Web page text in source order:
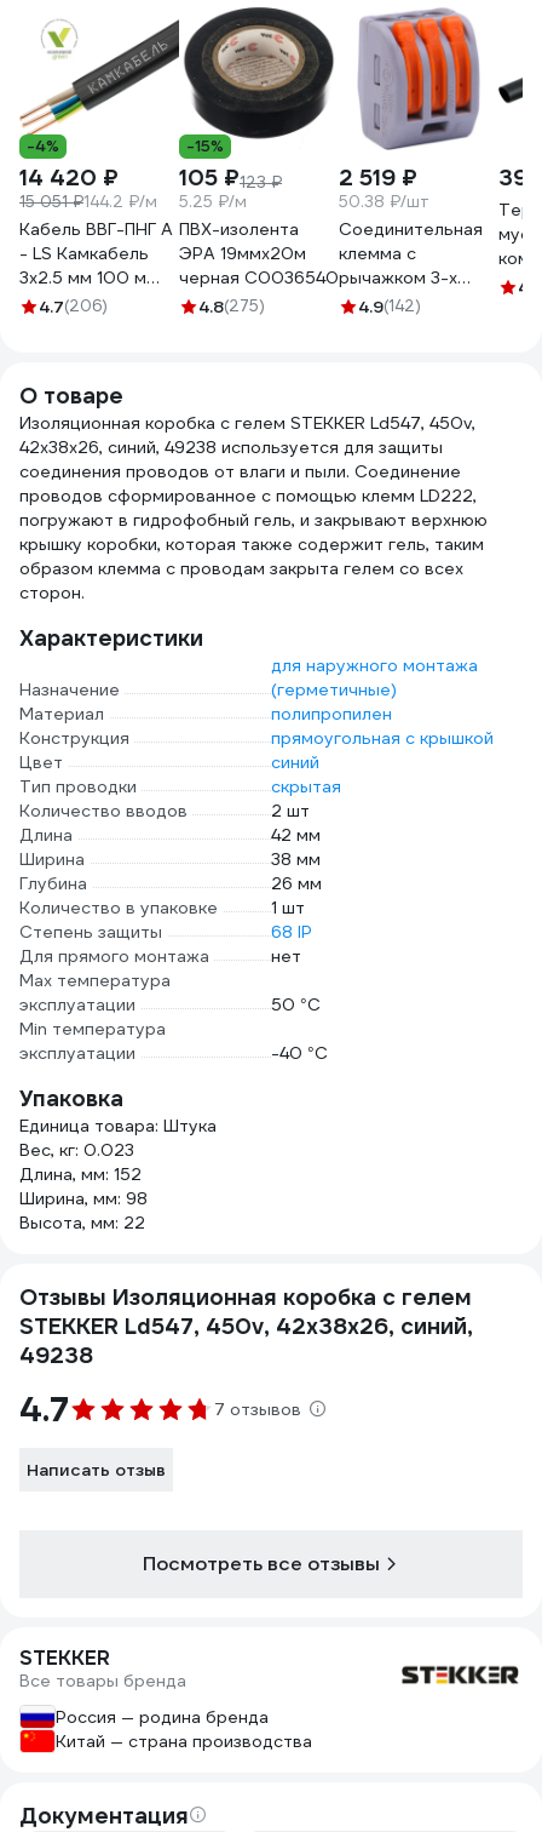
-4%
14 420 ₽
15 051 ₽144.2 ₽/м
Кабель ВВГ-ПНГ А
- LS Камкабель
3x2.5 мм 100 м
ГОСТ
4.7(206)
-15%
105 ₽123 ₽
5.25 ₽/м
ПВХ-изолента
ЭРА 19ммх20м
черная C0036540
4.8(275)
2 519 ₽
50.38 ₽/шт
Соединительная
клемма с
рычажком 3-х
проводная WAGO,
4.9(142)
4.3
О товаре
Изоляционная коробка с гелем STEKKER Ld547, 450v,
42x38x26, синий, 49238 используется для защиты
соединения проводов от влаги и пыли. Соединение
проводов сформированное с помощью клемм LD222,
погружают в гидрофобный гель, и закрывают верхнюю
крышку коробки, которая также содержит гель, таким
образом клемма с проводам закрыта гелем со всех
сторон.
Характеристики
Назначение
для наружного монтажа
(герметичные)
Материал
полипропилен
Конструкция
прямоугольная с крышкой
Цвет
синий
Тип проводки
скрытая
Количество вводов
2 шт
Длина
42 мм
Ширина
38 мм
Глубина
26 мм
Количество в упаковке
1 шт
Степень защиты
68 IP
Для прямого монтажа
нет
Max температура
эксплуатации
50 °С
Min температура
эксплуатации
-40 °С
Упаковка
Единица товара: Штука
Вес, кг: 0.023
Длина, мм: 152
Ширина, мм: 98
Высота, мм: 22
Отзывы Изоляционная коробка с гелем
STEKKER Ld547, 450v, 42x38x26, синий,
49238
4.7 7 отзывов
Написать отзыв
Посмотреть все отзывы
STEKKER
Все товары бренда
Россия — родина бренда
Китай — страна производства
Документация